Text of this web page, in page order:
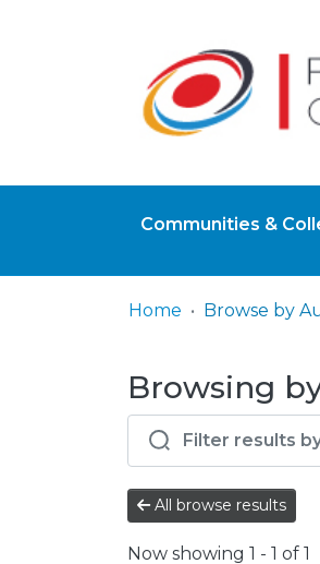
Communities &
Home Browse by
Browsing
All browse results
Now showing 1 - 1 of 1